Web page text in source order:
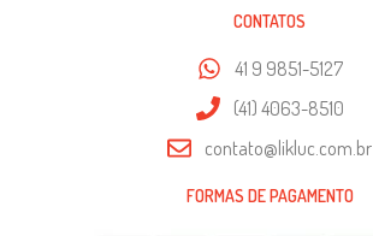
CONTATOS
41 9 9851-5127
(41) 4063-8510
contato@likluc.com.br
FORMAS DE PAGAMENTO